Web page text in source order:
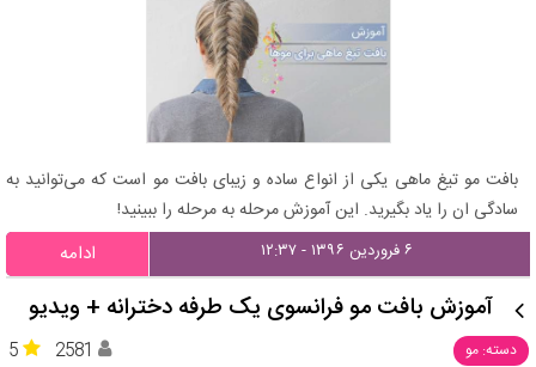
بافت مو تیغ ماهی یکی از انواع ساده و زیبای بافت مو است که می‌توانید به
سادگی ان را یاد بگیرید. این آموزش مرحله به مرحله را ببینید!
۶ فروردین ۱۳۹۶ - ۱۲:۳۷ ادامه
آموزش بافت مو فرانسوی یک طرفه دخترانه + ویدیو
دسته: مو 5 2581